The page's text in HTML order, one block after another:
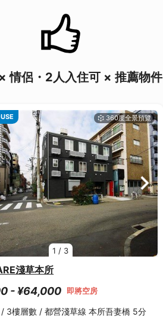
情侶・2人入住可 × 推薦物件
1 / 3
淺草本所
- ¥64,000 即將空房
/ 3樓層數 /都營淺草線 本所吾妻橋 5分